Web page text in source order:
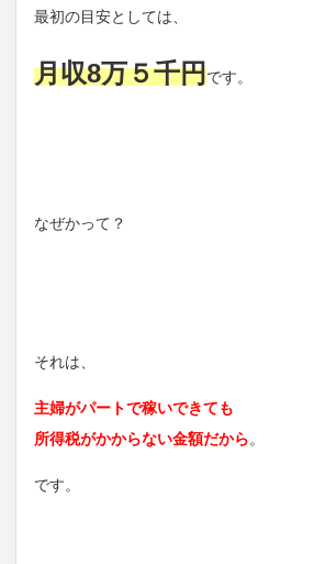
最初の目安としては、
月収8万５千円です。
なぜかって？
それは、
主婦がパートで稼いできても
所得税がかからない金額だから。
です。